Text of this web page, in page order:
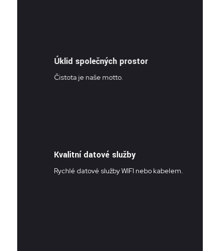
Úklid společných prostor
Čistota je naše motto.
Kvalitní datové služby
Rychlé datové služby WIFI nebo kabelem.